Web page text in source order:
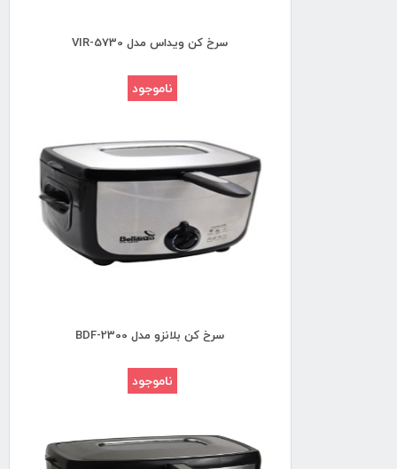
سرخ کن ویداس مدل VIR-5730
ناموجود
سرخ کن بلانزو مدل BDF-2300
ناموجود